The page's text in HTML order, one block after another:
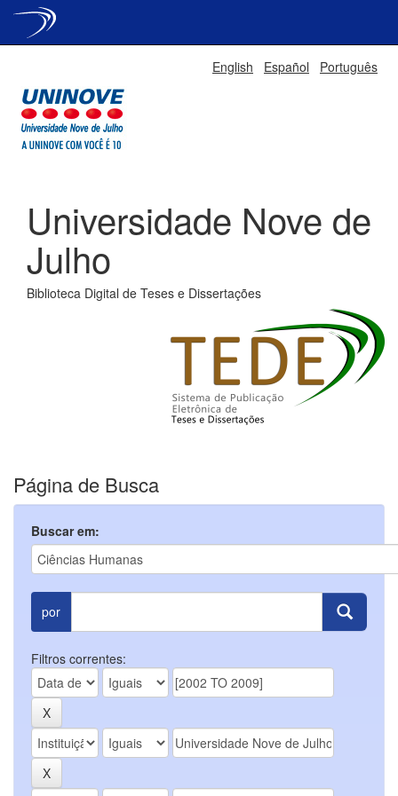
English Español Português
Universidade Nove de
Julho
Biblioteca Digital de Teses e Dissertações
Página de Busca
Buscar em:
por
Filtros correntes: